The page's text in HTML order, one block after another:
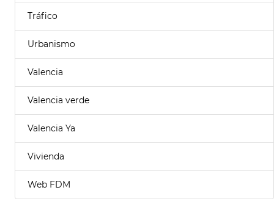
Tráfico
Urbanismo
Valencia
Valencia verde
Valencia Ya
Vivienda
Web FDM